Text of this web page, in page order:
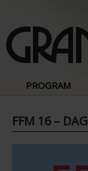
PROGRAM
FFM 16 –